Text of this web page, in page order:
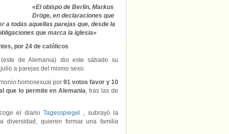
«El obispo de Berlín, Markus
Dröge, en declaraciones que
a todas aquellas parejas que, desde la
que marca la iglesia»
por 24 de católicos
(este de Alemania) dio este sábado su
a parejas del mismo sexo.
homosexual por91 votos favor y 10
que lo permite en Alemania, tras las de
el diario Tagesspiegel
, subrayó la
diversidad, quieren formar una familia